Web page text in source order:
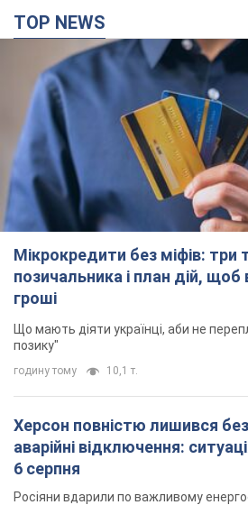
TOP NEWS
Мікрокредити без міфів: три
позичальника і план дій, щоб
гроші
Що мають діяти українці, аби не
позику"
годину тому 10,1 т.
Херсон повністю лишився без
аварійні відключення:
6 серпня
Росіяни вдарили по важливому